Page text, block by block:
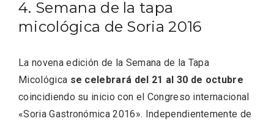
4. Semana de la tapa
micológica de Soria 2016
La novena edición de la Semana de la Tapa
Micológica se celebrará del 21 al 30 de octubre
coincidiendo su inicio con el Congreso internacional
«Soria Gastronómica 2016». Independientemente de